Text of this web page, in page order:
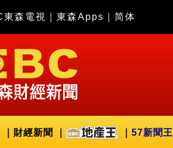
東森電視 東森Apps 简体
財經新聞 57新聞王